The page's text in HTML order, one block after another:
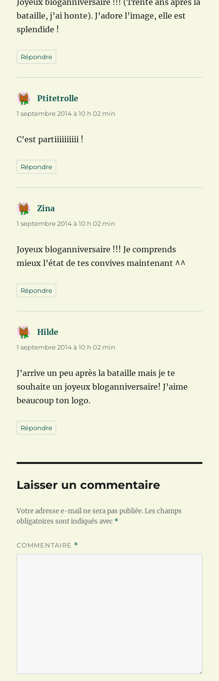
bataille, j’ai honte). J’adore l’image, elle est
splendide !
Répondre
Ptitetrolle
1 septembre 2014 à 10 h 02 min
C’est partiiiiiiiiii !
Répondre
Zina
1 septembre 2014 à 10 h 02 min
Joyeux bloganniversaire !!! Je comprends
mieux l’état de tes convives maintenant ^^
Répondre
Hilde
1 septembre 2014 à 10 h 02 min
J’arrive un peu après la bataille mais je te
souhaite un joyeux bloganniversaire! J’aime
beaucoup ton logo.
Répondre
Laisser un commentaire
Votre adresse e-mail ne sera pas publiée. Les champs
obligatoires sont indiqués avec *
COMMENTAIRE *